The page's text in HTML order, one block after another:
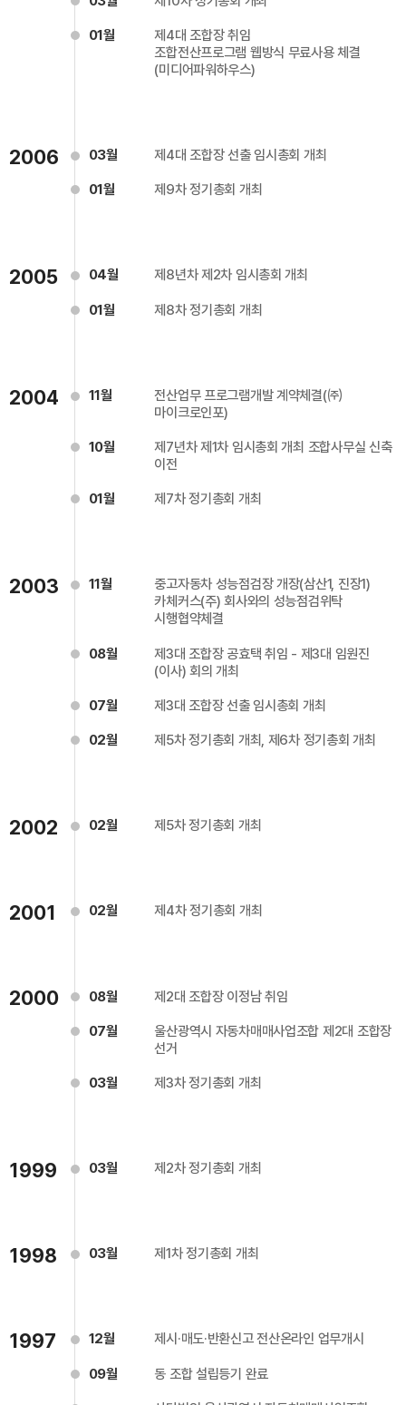
01월
제4대 조합장 취임
조합전산프로그램 웹방식 무료사용 체결
(미디어파워하우스)
2006 03월 제4대 조합장 선출 임시총회 개최
01월 제9차 정기총회 개최
2005 04월 제8년차 제2차 임시총회 개최
01월 제8차 정기총회 개최
2004 11월
전산업무 프로그램개발 계약체결(㈜
마이크로인포)
10월
제7년차 제1차 임시총회 개최 조합사무실 신축
이전
01월 제7차 정기총회 개최
2003 11월
중고자동차 성능점검장 개장(삼산1, 진장1)
카체커스(주) 회사와의 성능점검위탁
시행협약체결
08월
제3대 조합장 공효택 취임 - 제3대 임원진
(이사) 회의 개최
07월 제3대 조합장 선출 임시총회 개최
02월 제5차 정기총회 개최, 제6차 정기총회 개최
2002 02월 제5차 정기총회 개최
2001 02월 제4차 정기총회 개최
2000 08월 제2대 조합장 이정남 취임
07월
울산광역시 자동차매매사업조합 제2대 조합장
선거
03월 제3차 정기총회 개최
1999 03월 제2차 정기총회 개최
1998 03월 제1차 정기총회 개최
1997 12월 제시·매도·반환신고 전산온라인 업무개시
09월 동 조합 설립등기 완료